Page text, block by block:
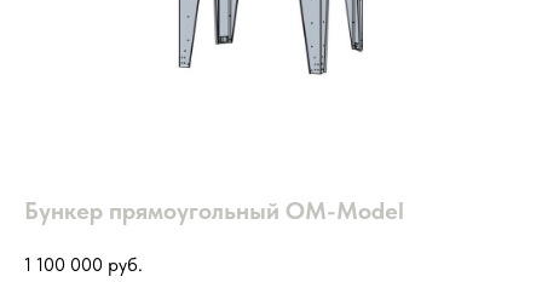
Бункер прямоугольный OM-Model
1 100 000 руб.